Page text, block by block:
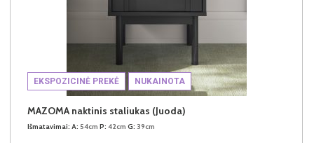
EKSPOZICINĖ PREKĖ NUKAINOTA
MAZOMA naktinis staliukas (Juoda)
Išmatavimai: A: 54cm P: 42cm G: 39cm